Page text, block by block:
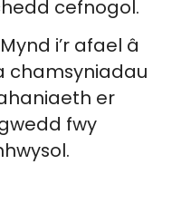
cefnogol.
Mynd i’r afael â
chamsyniadau
er
fwy